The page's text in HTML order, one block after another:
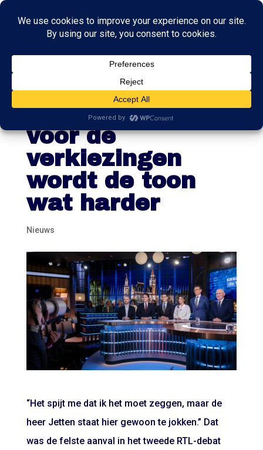
RTL-debat:
anderhalve week
voor de
verkiezingen
wordt de toon
wat harder
Nieuws
“Het spijt me dat ik het moet zeggen, maar de
heer Jetten staat hier gewoon te jokken.” Dat
was de felste aanval in het tweede RTL-debat